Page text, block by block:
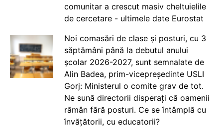
comunitar a crescut masiv cheltuielile
de cercetare - ultimele date Eurostat
Noi comasări de clase și posturi, cu 3
săptămâni până la debutul anului
școlar 2026-2027, sunt semnalate de
Alin Badea, prim-vicepreședinte USLI
Gorj: Ministerul o comite grav de tot.
Ne sună directorii disperați că oamenii
rămân fără posturi. Ce se întâmplă cu
învățătorii, cu educatorii?